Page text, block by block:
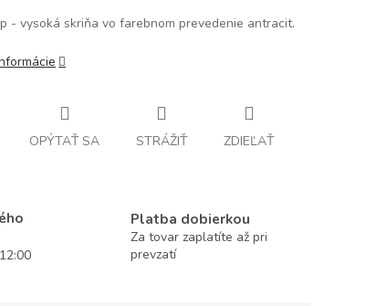
- vysoká skriňa vo farebnom prevedenie antracit.
OPÝTAŤ SA STRÁŽIŤ ZDIEĽAŤ
Platba dobierkou
Za tovar zaplatíte až pri
prevzatí